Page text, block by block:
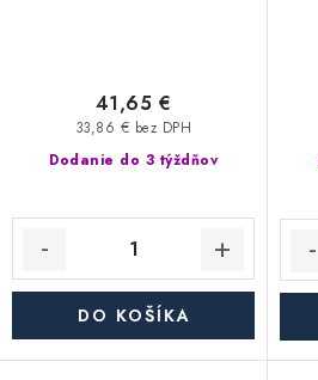
Dodanie do 3 týždňov
33,86 € bez DPH
41,65 €
DO KOŠÍKA